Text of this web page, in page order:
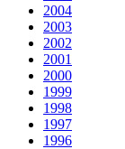
2004
2003
2002
2001
2000
1999
1998
1997
1996